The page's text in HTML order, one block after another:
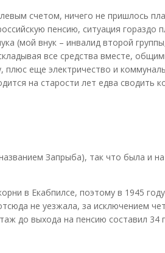
счетом, ничего не пришлось
пенсию, ситуация гораздо
(мой внук – инвалид второй
все средства вместе,
плюс еще электричество и
на старости лет едва сводить
Запрыба), так что была и на
в Екабпилсе, поэтому в 1945
не уезжала, за исключением
до выхода на пенсию составил 34